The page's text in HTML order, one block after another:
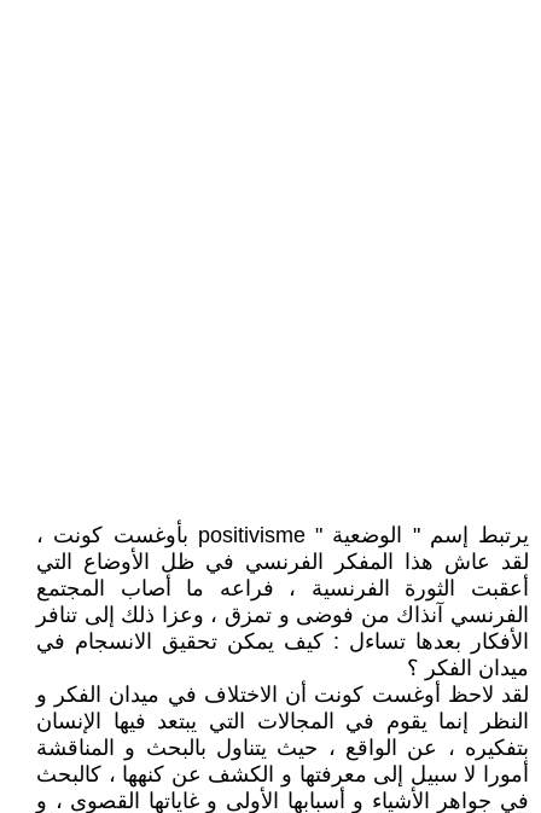
يرتبط إسم " الوضعية " positivisme بأوغست كونت ،
لقد عاش هذا المفكر الفرنسي في ظل الأوضاع التي
أعقبت الثورة الفرنسية ، فراعه ما أصاب المجتمع
الفرنسي آنذاك من فوضى و تمزق ، وعزا ذلك إلى تنافر
الأفكار بعدها تساءل : كيف يمكن تحقيق الانسجام في
ميدان الفكر ؟
لقد لاحظ أوغست كونت أن الاختلاف في ميدان الفكر و
النظر إنما يقوم في المجالات التي يبتعد فيها الإنسان
بتفكيره ، عن الواقع ، حيث يتناول بالبحث و المناقشة
أمورا لا سبيل إلى معرفتها و الكشف عن كنهها ، كالبحث
في جواهر الأشياء و أسبابها الأولى و غاياتها القصوى ، و